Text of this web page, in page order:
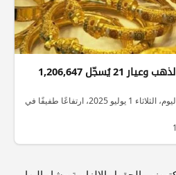
إرتفاعًا طفيفًا في أسعار الذهب وعيار 21 يُسجّل 1,206,647
شهدت أسعار الذهب في العراق اليوم، الثلاثاء 1 يوليو 2025، ارتفاعًا طفيفًا في